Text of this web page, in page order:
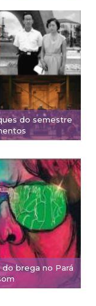
do semestre
brega no Pará